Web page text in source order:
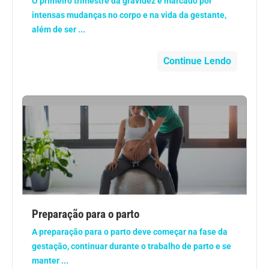
Geral
Medicia Alternativa
Nutrição
Ortopedia
Problemas Cardíacos
intensas mudanças no corpo e na vida da gestante,
além de ser ...
Continue Lendo
Preparação para o parto
A preparação para o parto deve começar na fase da
gestação, continuar durante o trabalho de parto e se
manter ...